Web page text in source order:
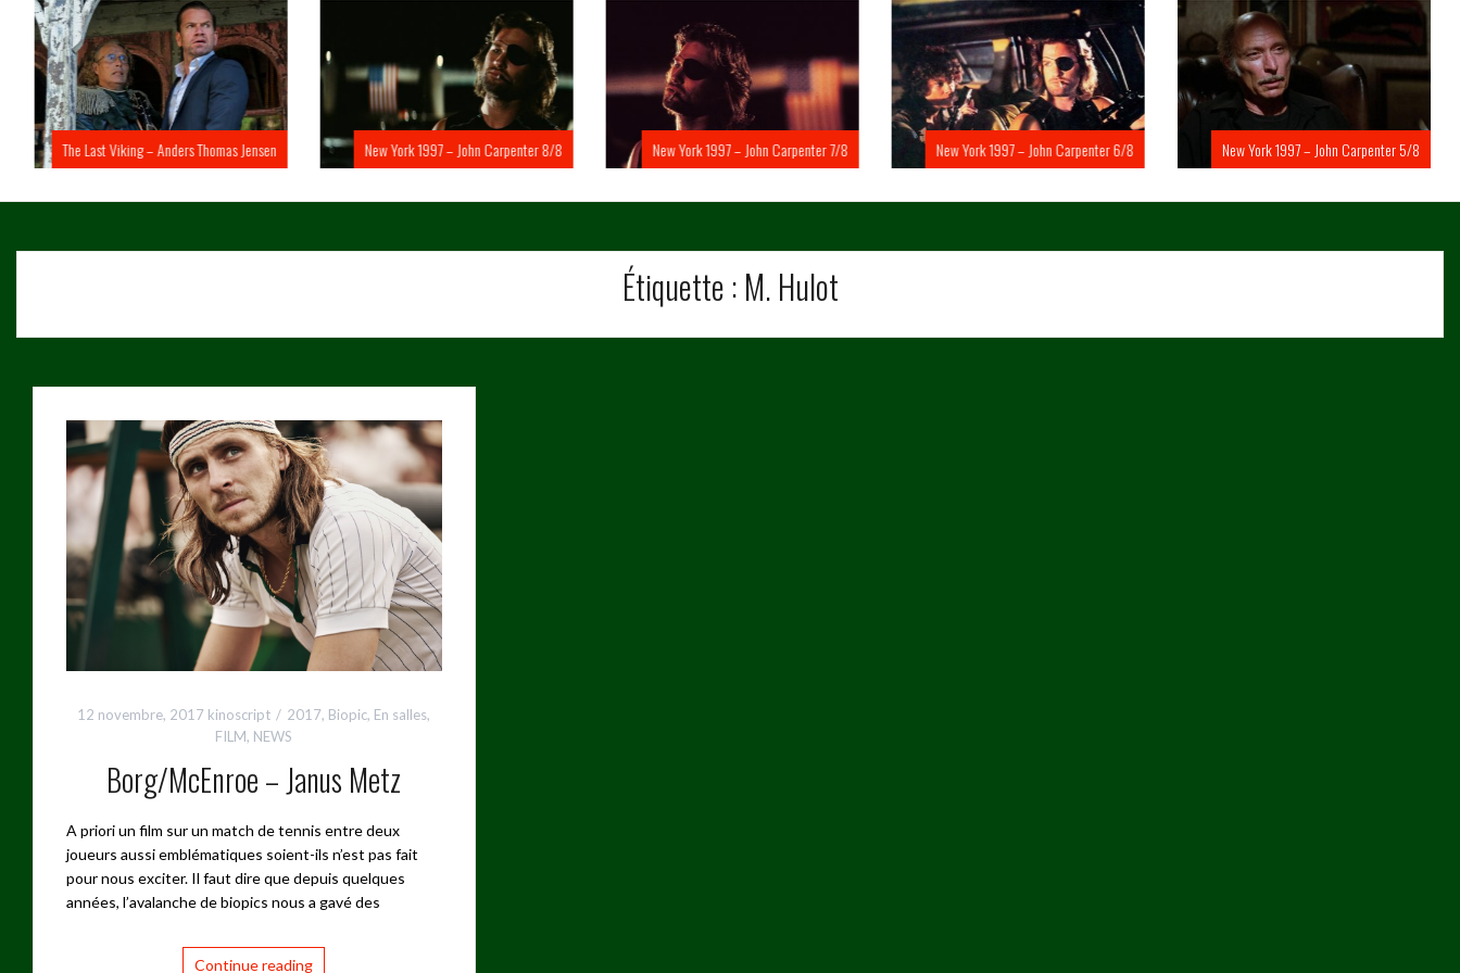
The Last Viking – Anders Thomas Jensen New York 1997 – John Carpenter 8/8 New York 1997 – John Carpenter 7/8 New York 1997 – John Carpenter 6/8 New York 1997 – John Carpenter 5/8
Étiquette : M. Hulot
12 novembre, 2017 kinoscript 2017, Biopic, En salles,
FILM, NEWS
Borg/McEnroe – Janus Metz
A priori un film sur un match de tennis entre deux
joueurs aussi emblématiques soient-ils n’est pas fait
pour nous exciter. Il faut dire que depuis quelques
années, l’avalanche de biopics nous a gavé des
Continue reading